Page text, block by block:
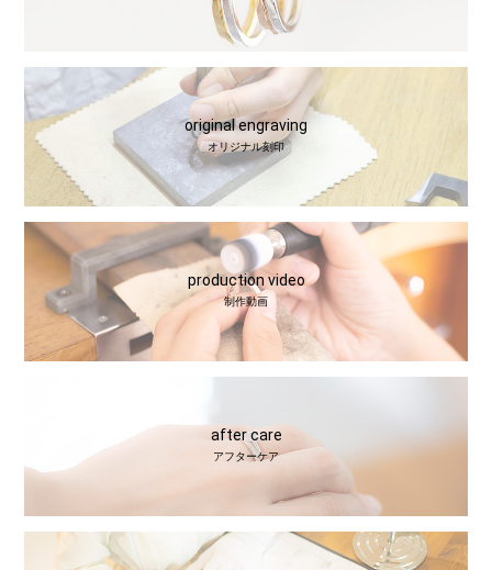
original engraving
オリジナル刻印
production video
制作動画
after care
アフターケア